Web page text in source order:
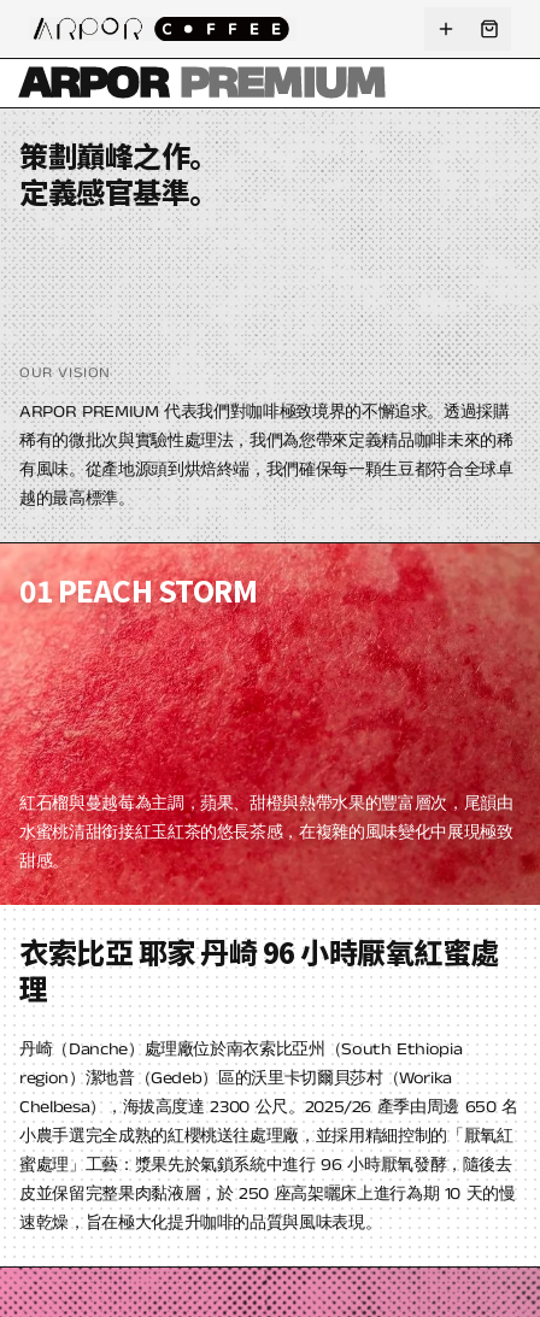
ARPOR PREMIUM
策劃巔峰之作。
定義感官基準。
OUR VISION
ARPOR PREMIUM 代表我們對咖啡極致境界的不懈追求。透過採購
稀有的微批次與實驗性處理法，我們為您帶來定義精品咖啡未來的稀
有風味。從產地源頭到烘焙終端，我們確保每一顆生豆都符合全球卓
越的最高標準。
01 PEACH STORM
紅石榴與蔓越莓為主調，蘋果、甜橙與熱帶水果的豐富層次，尾韻由
水蜜桃清甜銜接紅玉紅茶的悠長茶感，在複雜的風味變化中展現極致
甜感。
衣索比亞 耶家 丹崎 96 小時厭氧紅蜜處
理
丹崎（Danche）處理廠位於南衣索比亞州（South Ethiopia
region）潔地普（Gedeb）區的沃里卡切爾貝莎村（Worika
Chelbesa），海拔高度達 2300 公尺。2025/26 產季由周邊 650 名
小農手選完全成熟的紅櫻桃送往處理廠，並採用精細控制的「厭氧紅
蜜處理」工藝：漿果先於氣鎖系統中進行 96 小時厭氧發酵，隨後去
皮並保留完整果肉黏液層，於 250 座高架曬床上進行為期 10 天的慢
速乾燥，旨在極大化提升咖啡的品質與風味表現。